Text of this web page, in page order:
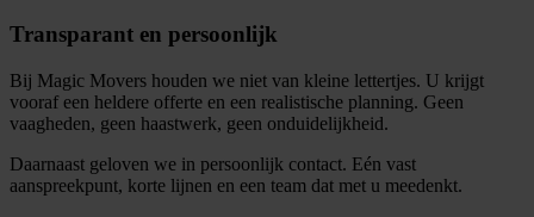
Transparant en persoonlijk
Bij Magic Movers houden we niet van kleine lettertjes. U krijgt
vooraf een heldere offerte en een realistische planning. Geen
vaagheden, geen haastwerk, geen onduidelijkheid.
Daarnaast geloven we in persoonlijk contact. Eén vast
aanspreekpunt, korte lijnen en een team dat met u meedenkt.